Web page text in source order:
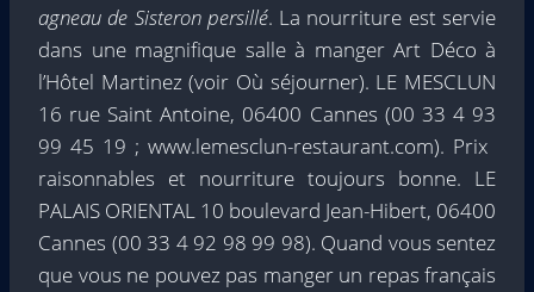
agneau de Sisteron persillé. La nourriture est servie
dans une magnifique salle à manger Art Déco à
l’Hôtel Martinez (voir Où séjourner). LE MESCLUN
16 rue Saint Antoine, 06400 Cannes (00 33 4 93
99 45 19 ; www.lemesclun-restaurant.com). Prix ​​
raisonnables et nourriture toujours bonne. LE
PALAIS ORIENTAL 10 boulevard Jean-Hibert, 06400
Cannes (00 33 4 92 98 99 98). Quand vous sentez
que vous ne pouvez pas manger un repas français